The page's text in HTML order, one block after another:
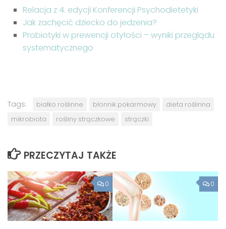
Relacja z 4. edycji Konferencji Psychodietetyki
Jak zachęcić dziecko do jedzenia?
Probiotyki w prewencji otyłości – wyniki przeglądu
systematycznego
Tags: białko roślinne błonnik pokarmowy
dieta roślinna
mikrobiota
rośliny strączkowe strączki
PRZECZYTAJ TAKŻE
0 0